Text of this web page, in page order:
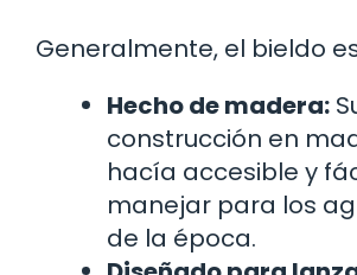
Generalmente, el bieldo
Hecho de madera:
construcción en
hacía accesible y
manejar para los
de la época.